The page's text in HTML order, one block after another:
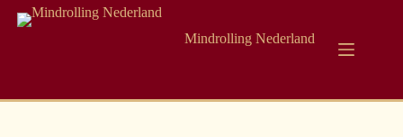
Mindrolling Nederland